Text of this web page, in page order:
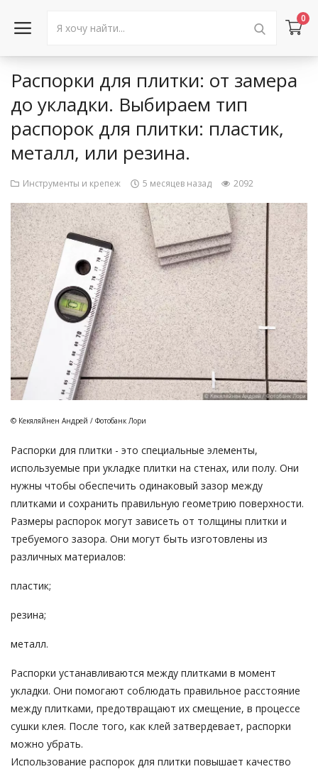
0
Войти в аккаунт
Каталог товаров
Акции
Новости
Статьи
Объявления
Контакты
Город: Колумбус
Распорки для плитки: от замера
до укладки. Выбираем тип
распорок для плитки: пластик,
металл, или резина.
Инструменты и крепеж 5 месяцев назад 2092
© Кекяляйнен Андрей / Фотобанк Лори
Распорки для плитки - это специальные элементы,
используемые при укладке плитки на стенах, или полу. Они
нужны чтобы обеспечить одинаковый зазор между
плитками и сохранить правильную геометрию поверхности.
Размеры распорок могут зависеть от толщины плитки и
требуемого зазора. Они могут быть изготовлены из
различных материалов:
пластик;
резина;
металл.
Распорки устанавливаются между плитками в момент
укладки. Они помогают соблюдать правильное расстояние
между плитками, предотвращают их смещение, в процессе
сушки клея. После того, как клей затвердевает, распорки
можно убрать.
Использование распорок для плитки повышает качество